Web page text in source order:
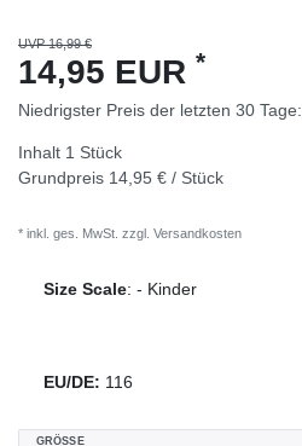
UVP 16,99 €
14,95 EUR *
Niedrigster Preis der letzten 30 Tage:
Inhalt 1 Stück
Grundpreis 14,95 € / Stück
* inkl. ges. MwSt. zzgl. Versandkosten
Size Scale: - Kinder
EU/DE: 116
GRÖSSE